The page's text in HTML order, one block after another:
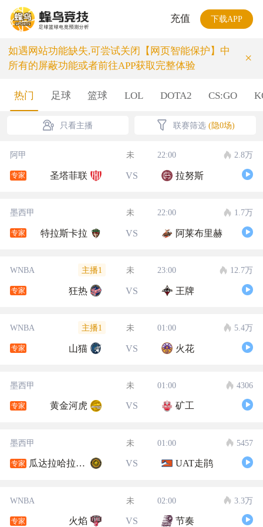
充值 下载APP
如遇网站功能缺失,可尝试关闭【网页智能保护】中
所有的屏蔽功能或者前往APP获取完整体验
×
热门 足球 篮球 LOL DOTA2 CS:GO
只看主播 联赛筛选 (隐0场)
阿甲 未 22:00 2.8万
专家 圣塔菲联 VS 拉努斯
墨西甲 未 22:00 1.7万
专家 特拉斯卡拉 VS 阿莱布里赫
WNBA 主播1 未 23:00 12.7万
专家 狂热 VS 王牌
WNBA 主播1 未 01:00 5.4万
专家 山猫 VS 火花
墨西甲 未 01:00 4306
专家 黄金河虎 VS 矿工
墨西甲 未 01:00 5457
专家 瓜达拉哈拉大学 VS UAT走鹃
WNBA 未 02:00 3.3万
专家 火焰 VS 节奏